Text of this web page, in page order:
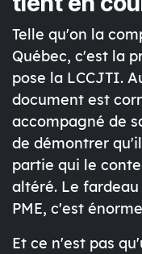
Telle qu'on la
Québec, c'est la
pose la LCCJTI.
document est
accompagné de
de démontrer
partie qui le
altéré. Le
PME, c'est
Et ce n'est pas